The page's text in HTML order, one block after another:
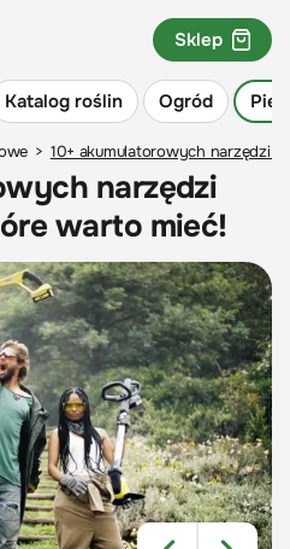
Katalog roślin Ogród
Sklep
> 10+ akumulatorowych narzędzi
narzędzi
warto mieć!